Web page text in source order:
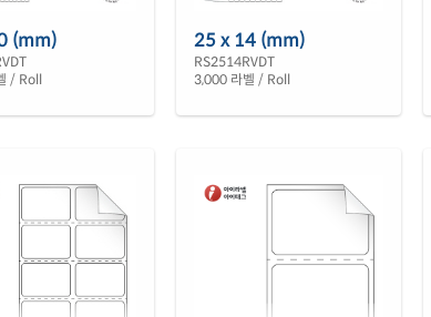
(mm)
/ Roll
25 x 14 (mm)
RS2514RVDT
3,000 라벨 / Roll